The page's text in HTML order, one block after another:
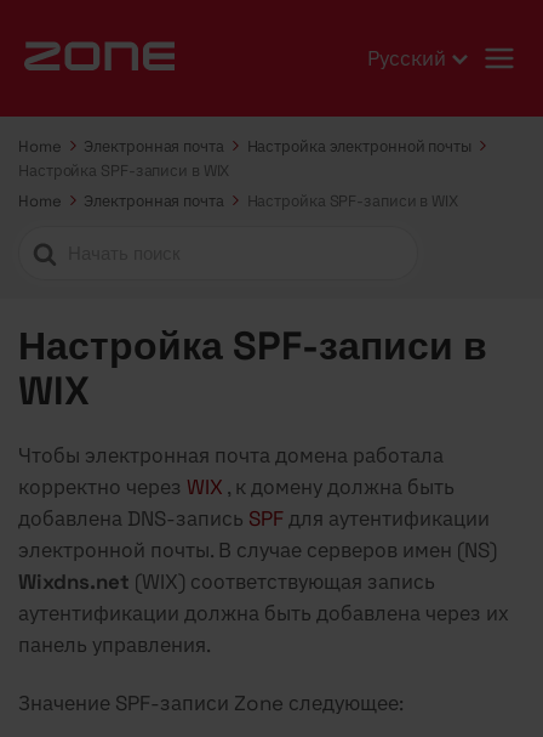
Русский
Home Электронная почта
Настройка электронной почты
Настройка SPF-записи в WIX
Home
Электронная почта Настройка SPF-записи в WIX
Search
Настройка SPF-записи в
WIX
Чтобы электронная почта домена работала
корректно через WIX , к домену должна быть
добавлена DNS-запись SPFдля аутентификации
электронной почты. В случае серверов имен (NS)
Wixdns.net (WIX) соответствующая запись
аутентификации должна быть добавлена через их
панель управления.
Значение SPF-записи Zone следующее: